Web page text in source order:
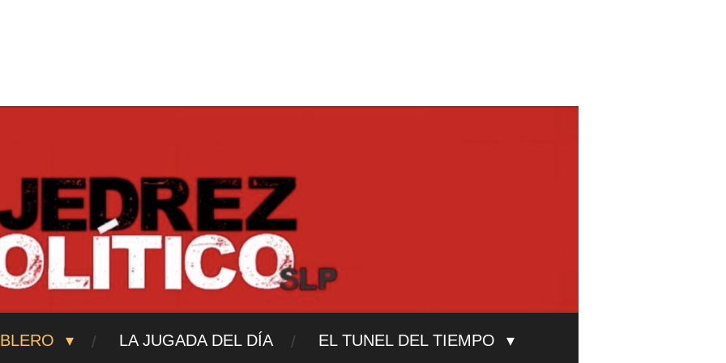
LA JUGADA DEL DÍA EL TUNEL DEL TIEMPO